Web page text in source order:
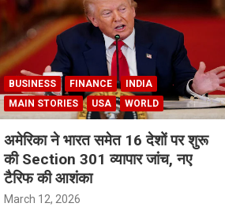
BUSINESS FINANCE
INDIA
MAIN STORIES
USA WORLD
अमेरिका ने भारत समेत 16 देशों पर शुरू
की Section 301 व्यापार जांच, नए
टैरिफ की आशंका
March 12, 2026